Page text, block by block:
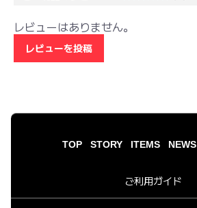
レビューはありません。
レビューを投稿
TOP STORY ITEMS NEWS
ご利用ガイド